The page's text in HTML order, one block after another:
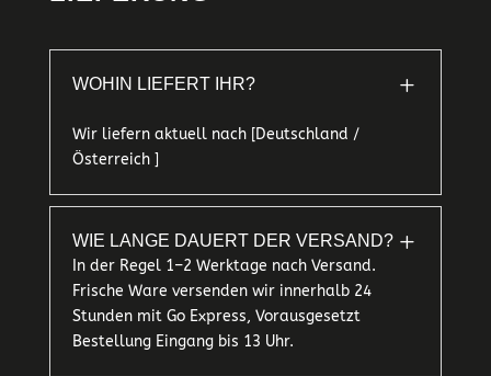
WOHIN LIEFERT IHR? L
Wir liefern aktuell nach [Deutschland /
Österreich ]
WIE LANGE DAUERT DER VERSAND? L
In der Regel 1–2 Werktage nach Versand.
Frische Ware versenden wir innerhalb 24
Stunden mit Go Express, Vorausgesetzt
Bestellung Eingang bis 13 Uhr.